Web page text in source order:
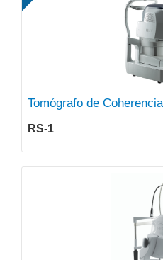
Tomógrafo de
RS-1